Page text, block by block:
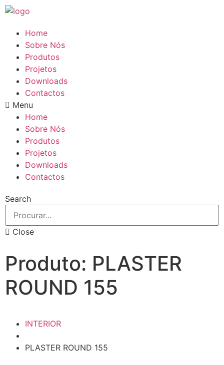
Pular
conteúdo
Home
Sobre Nós
Produtos
Projetos
Downloads
Contactos
Menu
Home
Sobre Nós
Produtos
Projetos
Downloads
Contactos
Search
Close
Produto: PLASTER
ROUND 155
INTERIOR
PLASTER ROUND 155